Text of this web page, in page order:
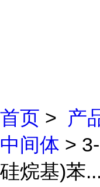
首页 > 产
中间体 >
硅烷基)苯...